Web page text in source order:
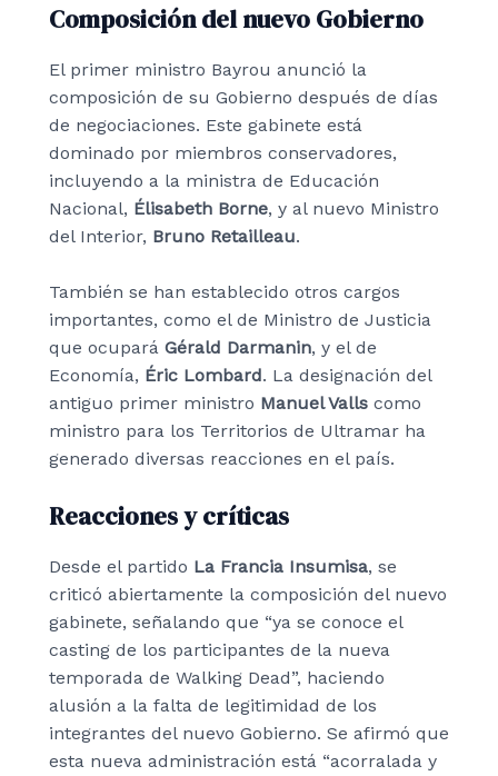
Composición del nuevo Gobierno
El primer ministro Bayrou anunció la
composición de su Gobierno después de días
de negociaciones. Este gabinete está
dominado por miembros conservadores,
incluyendo a la ministra de Educación
Nacional, Élisabeth Borne, y al nuevo Ministro
del Interior, Bruno Retailleau.
También se han establecido otros cargos
importantes, como el de Ministro de Justicia
que ocupará Gérald Darmanin, y el de
Economía, Éric Lombard. La designación del
antiguo primer ministro Manuel Valls como
ministro para los Territorios de Ultramar ha
generado diversas reacciones en el país.
Reacciones y críticas
Desde el partido La Francia Insumisa, se
criticó abiertamente la composición del nuevo
gabinete, señalando que “ya se conoce el
casting de los participantes de la nueva
temporada de Walking Dead”, haciendo
alusión a la falta de legitimidad de los
integrantes del nuevo Gobierno. Se afirmó que
esta nueva administración está “acorralada y